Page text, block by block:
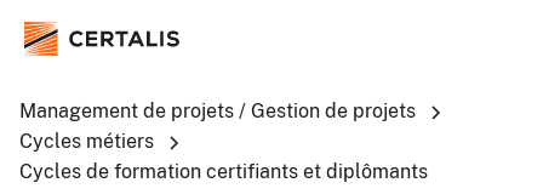
Management de projets / Gestion de projets
Cycles métiers
Cycles de formation certifiants et diplômants